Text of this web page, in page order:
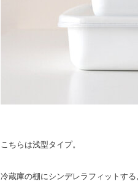
こちらは浅型タイプ。
冷蔵庫の棚にシンデレラフィットす